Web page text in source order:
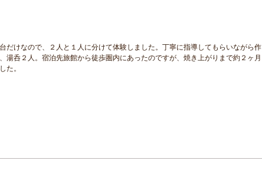
だけなので、２人と１人に分けて体験しました。丁寧に指導してもらいながら作
湯呑２人。宿泊先旅館から徒歩圏内にあったのですが、焼き上がりまで約２ヶ月
た。